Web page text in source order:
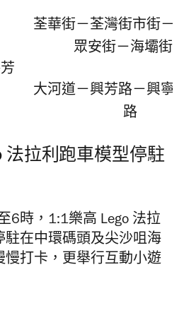
荃華街－荃灣街市街－
眾安街－海壩街
大河道－興芳路－興寧
路
法拉利跑車模型停駐
6時，1:1樂高 Lego 法拉
駐在中環碼頭及尖沙咀海
慢打卡，更舉行互動小遊